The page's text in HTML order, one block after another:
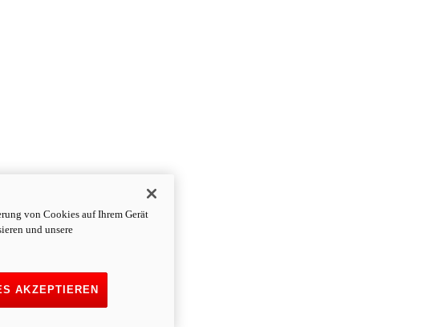
von Cookies auf Ihrem Gerät
und unsere
AKZEPTIEREN